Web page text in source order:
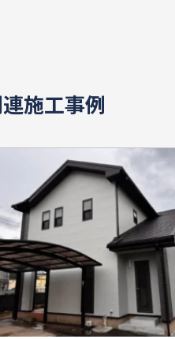
施工事例